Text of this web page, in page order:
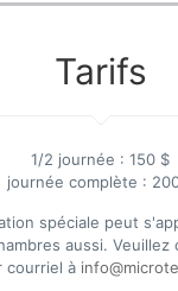
Tarifs
1/2 journée : 150 $
journée complète :
spéciale peut
aussi. Veuillez
courriel à